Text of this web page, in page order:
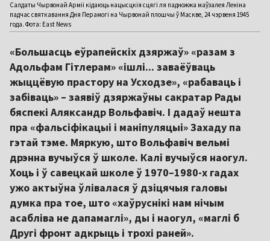
Салдаты Чырвонай Арміі кідаюць нацысцкія сцягі ля падножжа маўзалея Леніна
падчас святкавання Дня Перамогі на Чырвонай плошчы ў Маскве, 24 чэрвеня 1945
года. Фота: East News
«Большасць еўрапейскіх дзяржаў» «разам з
Адольфам Гітлерам» «ішлі... заваёўваць
жыццёвую прастору на Усходзе», «рабаваць і
забіваць» – заявіў дзяржаўны сакратар Рады
бяспекі Аляксандр Вольфавіч. І дадаў нешта
пра «фальсіфікацыі і маніпуляцыі» Захаду па
гэтай тэме. Мяркую, што Вольфавіч вельмі
дрэнна вучыўся ў школе. Калі вучыўся наогул.
Хоць і ў савецкай школе ў 1970–1980-х гадах
ужо актыўна ўлівалася ў дзіцячыя галовы
думка пра тое, што «хаўруснікі нам нічым
асабліва не дапамаглі», ды і наогул, «маглі б
Другі фронт адкрыць і трохі раней».